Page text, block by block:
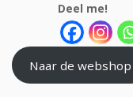
Deel me!
Naar de webshop